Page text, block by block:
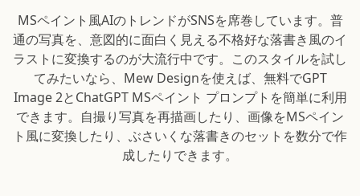
MSペイント風AIのトレンドがSNSを席巻しています。普
通の写真を、意図的に面白く見える不格好な落書き風のイ
ラストに変換するのが大流行中です。このスタイルを試し
てみたいなら、Mew Designを使えば、無料でGPT
Image 2とChatGPT MSペイント プロンプトを簡単に利用
できます。自撮り写真を再描画したり、画像をMSペイン
ト風に変換したり、ぶさいくな落書きのセットを数分で作
成したりできます。